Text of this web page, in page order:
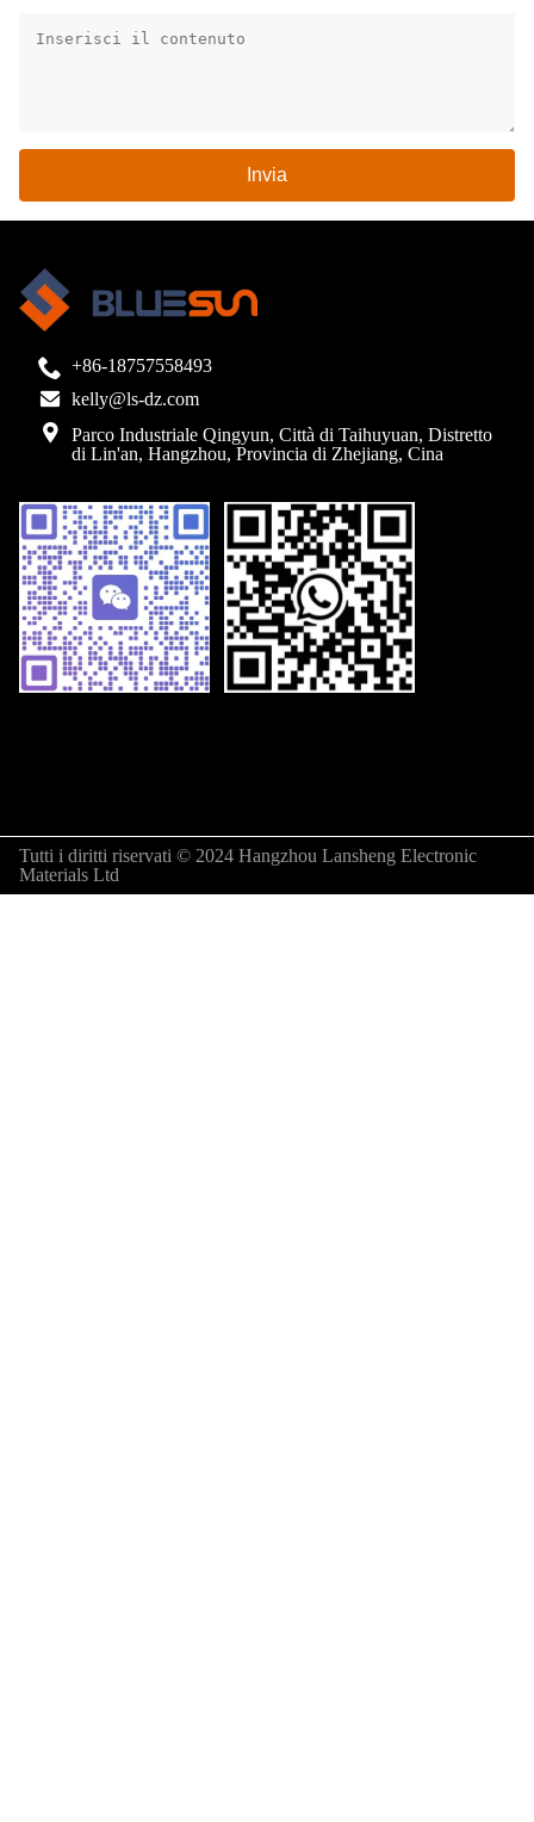
Invia
+86-18757558493
kelly@ls-dz.com
Parco Industriale Qingyun, Città di Taihuyuan, Distretto
di Lin'an, Hangzhou, Provincia di Zhejiang, Cina
Tutti i diritti riservati © 2024 Hangzhou Lansheng Electronic
Materials Ltd